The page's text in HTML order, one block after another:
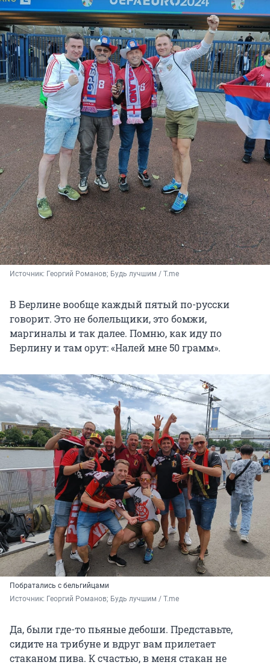
Источник: Георгий Романов; Будь лучшим / T.me
В Берлине вообще каждый пятый по-русски
говорит. Это не болельщики, это бомжи,
маргиналы и так далее. Помню, как иду по
Берлину и там орут: «Налей мне 50 грамм».
Побратались с бельгийцами
Источник: Георгий Романов; Будь лучшим / T.me
Да, были где-то пьяные дебоши. Представьте,
сидите на трибуне и вдруг вам прилетает
стаканом пива. К счастью, в меня стакан не